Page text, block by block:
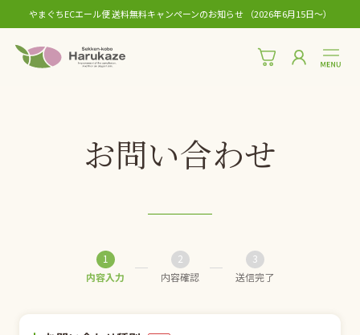
やまぐちECエール便 送料無料キャンペーンのお知らせ （2026年6月15日〜）
お問い合わせ
内容入力 内容確認 送信完了